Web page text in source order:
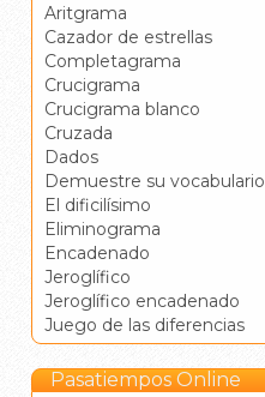
Aritgrama
Cazador de estrellas
Completagrama
Crucigrama
Crucigrama blanco
Cruzada
Dados
Demuestre su vocabulario
El dificilísimo
Eliminograma
Encadenado
Jeroglífico
Jeroglífico encadenado
Juego de las diferencias
Pasatiempos Online